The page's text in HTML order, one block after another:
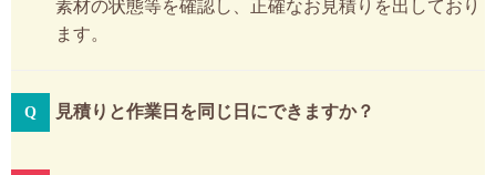
素材の状態等を確認し、正確なお見積りを出しており
ます。
見積りと作業日を同じ日にできますか？